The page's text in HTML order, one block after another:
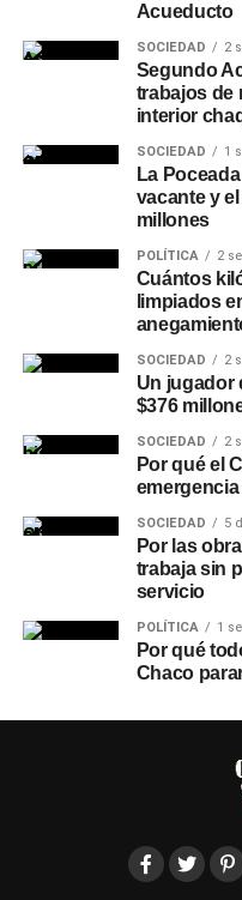
Acueducto
SOCIEDAD 2
Segundo
trabajos de
interior
SOCIEDAD 1
La
vacante y
millones
POLÍTICA 2
Cuántos
limpiados
SOCIEDAD 2
Un jugador
$376
SOCIEDAD 2
Por qué el
SOCIEDAD 5
Por las
trabaja sin
servicio
POLÍTICA 1
Por qué
Chaco